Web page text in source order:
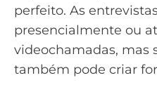
perfeito. As
presencialmente ou
videochamadas, mas
também pode criar